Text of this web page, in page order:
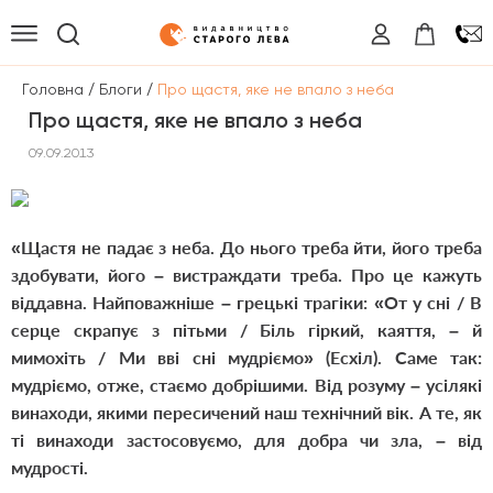
Головна / Блоги / Про щастя, яке не впало з неба
Про щастя, яке не впало з неба
09.09.2013
«Щастя не падає з неба. До нього треба йти, його треба
здобувати, його – вистраждати треба. Про це кажуть
віддавна. Найповажніше – грецькі трагіки: «От у сні / В
серце скрапує з пітьми / Біль гіркий, каяття, – й
мимохіть / Ми вві сні мудріємо» (Есхіл). Саме так:
мудріємо, отже, стаємо добрішими. Від розуму – усілякі
винаходи, якими пересичений наш технічний вік. А те, як
ті винаходи застосовуємо, для добра чи зла, – від
мудрості.